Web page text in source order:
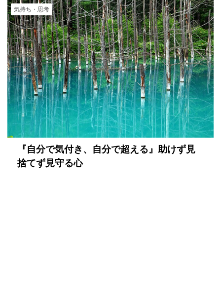
気持ち・思考
『自分で気付き、自分で超える』助けず見
捨てず見守る心